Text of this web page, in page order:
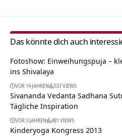
Das könnte dich auch
Fotoshow: Einweihungspuja –
ins Shivalaya
VOR 14 JAHREN 537 VIEWS
Sivananda Vedanta Sadhana
Tägliche Inspiration
VOR 3 JAHREN 481 VIEWS
Kinderyoga Kongress 2013